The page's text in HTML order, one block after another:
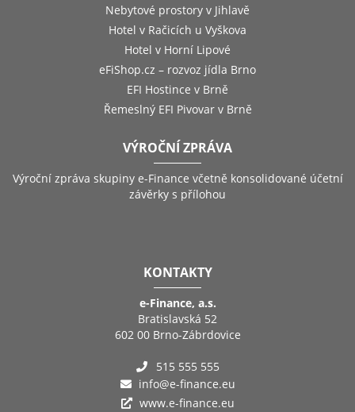
Nebytové prostory v Jihlavě
Hotel v Račicích u Vyškova
Hotel v Horní Lipové
eFiShop.cz – rozvoz jídla Brno
EFI Hostince v Brně
Řemeslný EFI Pivovar v Brně
VÝROČNÍ ZPRÁVA
Výroční zpráva skupiny e-Finance včetně konsolidované účetní
závěrky s přílohou
KONTAKTY
e-Finance, a.s.
Bratislavská 52
602 00 Brno-Zábrdovice
515 555 555
info@e-finance.eu
www.e-finance.eu